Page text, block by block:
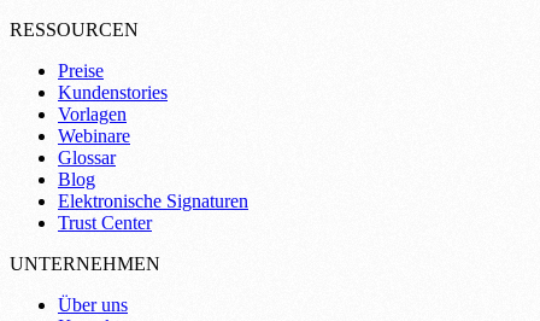
RESSOURCEN
Preise
Kundenstories
Vorlagen
Webinare
Glossar
Blog
Elektronische Signaturen
Trust Center
UNTERNEHMEN
Über uns